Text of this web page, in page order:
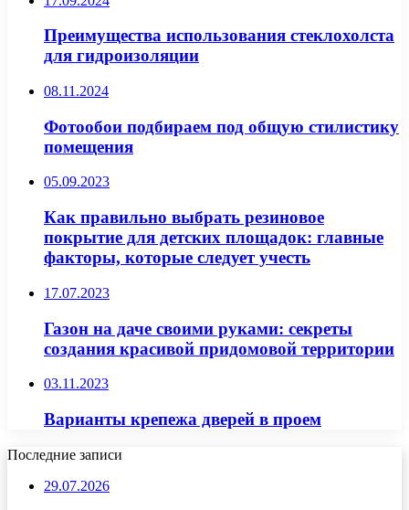
Преимущества использования стеклохолста
для гидроизоляции
08.11.2024
Фотообои подбираем под общую стилистику
помещения
05.09.2023
Как правильно выбрать резиновое
покрытие для детских площадок: главные
факторы, которые следует учесть
17.07.2023
Газон на даче своими руками: секреты
создания красивой придомовой территории
03.11.2023
Варианты крепежа дверей в проем
Последние записи
29.07.2026